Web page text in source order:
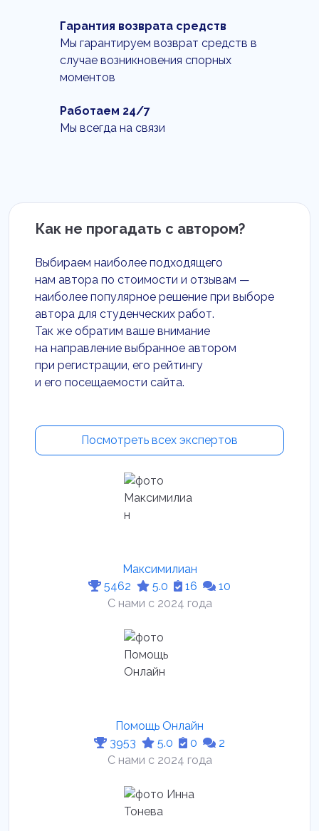
Гарантия возврата средств
Мы гарантируем возврат средств в
случае возникновения спорных
моментов
Работаем 24/7
Мы всегда на связи
Как не прогадать с автором?
Выбираем наиболее подходящего
нам автора по стоимости и отзывам —
наиболее популярное решение при выборе
автора для студенческих работ.
Так же обратим ваше внимание
на направление выбранное автором
при регистрации, его рейтингу
и его посещаемости сайта.
Посмотреть всех экспертов
Максимилиан
5462
5.0 16
10
С нами с 2024 года
Помощь Онлайн
3953
5.0 0
2
С нами с 2024 года